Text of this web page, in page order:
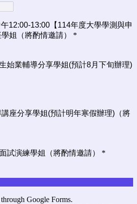
午12:00-13:00【114年度大學學測與申
姐 （將酌情邀請） *
始業輔導分享學姐(預計8月下旬辦理)
座分享學姐(預計明年寒假辦理)（將
試演練學姐（將酌情邀請） *
Google Forms.